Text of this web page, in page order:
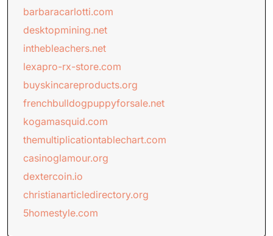
barbaracarlotti.com
desktopmining.net
inthebleachers.net
lexapro-rx-store.com
buyskincareproducts.org
frenchbulldogpuppyforsale.net
kogamasquid.com
themultiplicationtablechart.com
casinoglamour.org
dextercoin.io
christianarticledirectory.org
5homestyle.com